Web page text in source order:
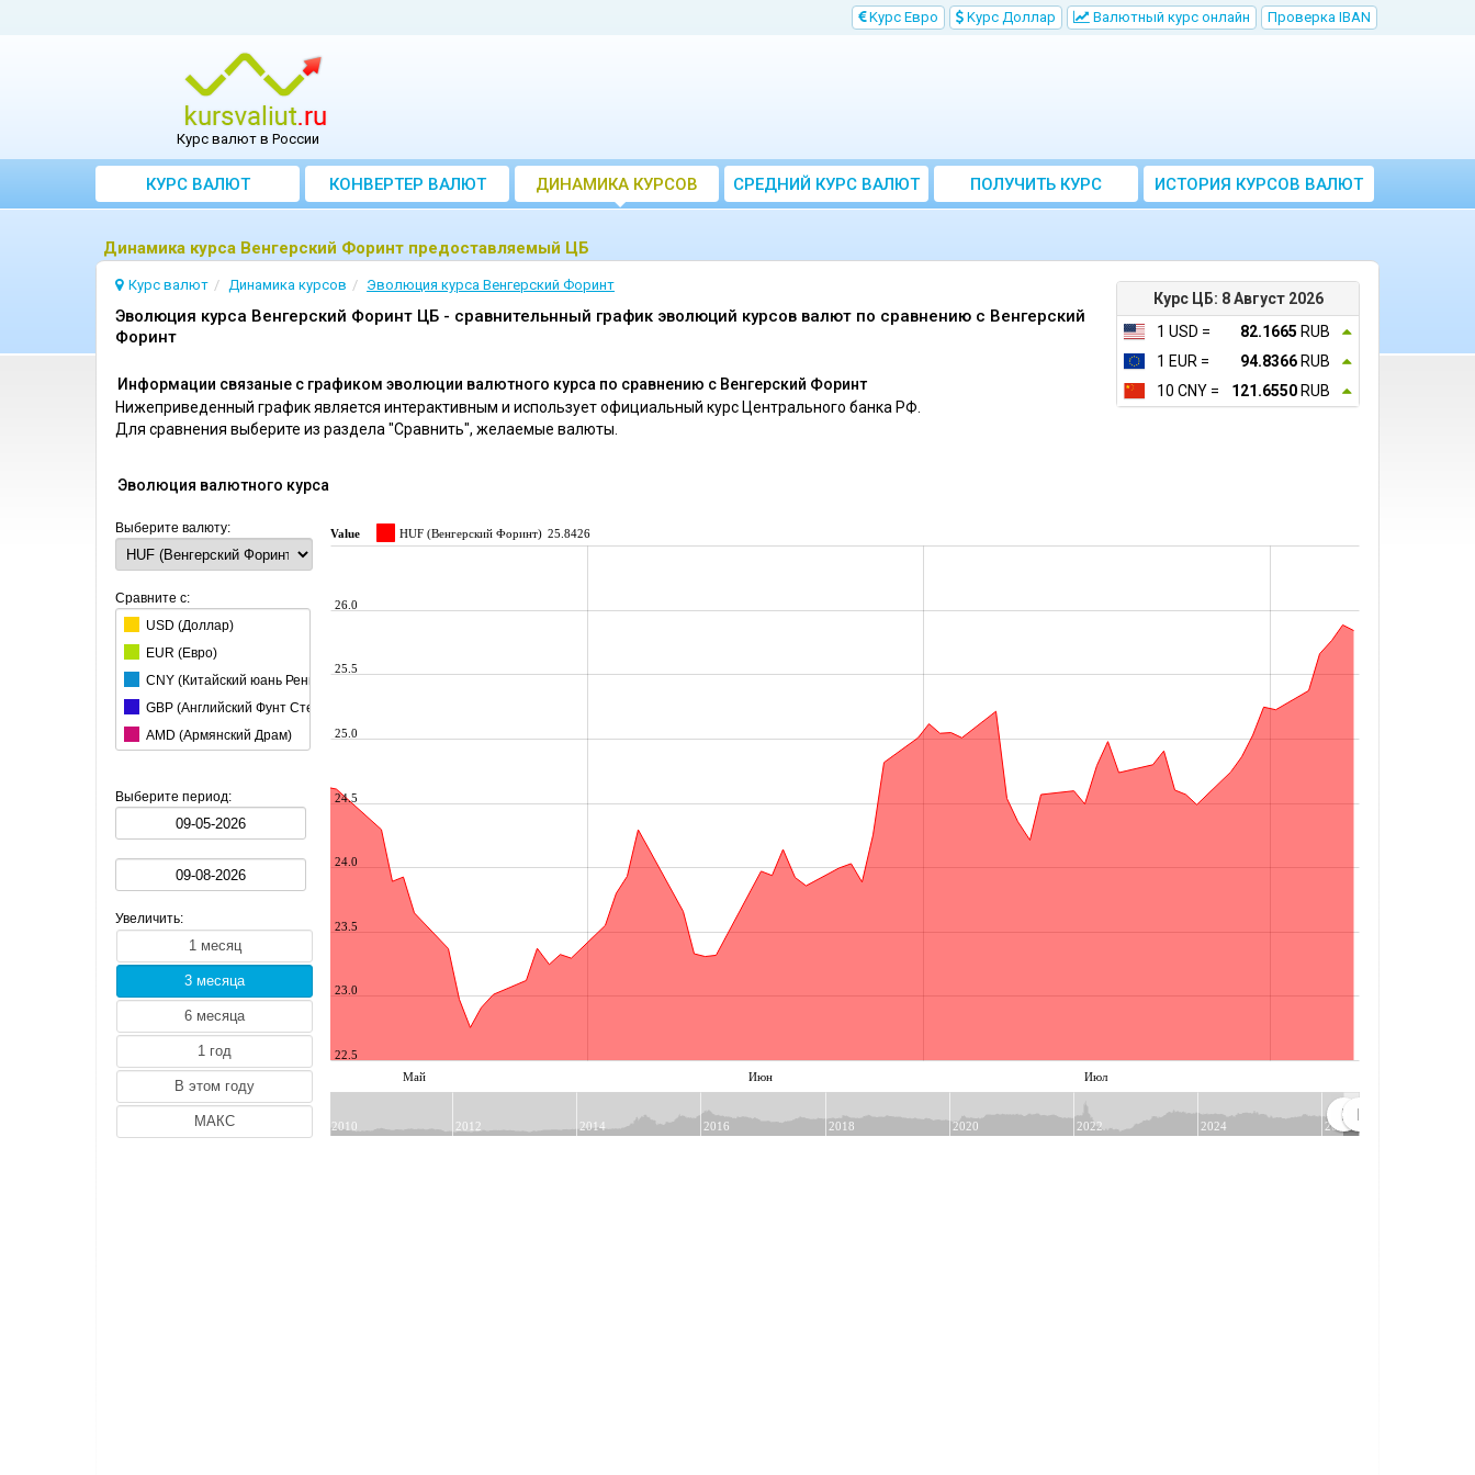
Kурс Евро Kурс Доллар Bалютный курс онлайн Проверка IBAN
Курс валют в России
КУРС ВАЛЮТ КОНВЕРТЕР ВАЛЮТ ДИНАМИКА КУРСОВ
CРЕДНИЙ КУРС ВАЛЮТ
ЗА МЕСЯЦ
ПОЛУЧИТЬ КУРС
ВАЛЮТ ЦБ
ИСТОРИЯ КУРСОВ ВАЛЮТ
ЦБ РФ
Динамика курса Венгерский Форинт предоставляемый ЦБ
Курс ЦБ: 8 Август 2026
1 USD =
82.1665 RUB
1 EUR =
94.8366 RUB
10 CNY =
121.6550 RUB
Курс валют Динамика курсов Эволюция курсa Венгерский Форинт
Эволюция курса Венгерский Форинт ЦБ - сравнительнный график эволюций курсов валют по сравнению c Венгерский
Форинт
Информации связаные с графиком эволюции валютного курса по сравнению c Венгерский Форинт
Нижеприведенный график является интерактивным и использует официальный курс Центрального банка РФ.
Для сравнения выберите из раздела "Сравнить", желаемые валюты.
Эволюция валютного курса
Выберите валюту:
Сравните с:
USD (Доллар)
EUR (Евро)
CNY (Китайский юань Ренминби)
GBP (Английский Фунт Стерлингов)
AMD (Армянский Драм)
AZN (Азербайджанский Манат)
BGN (Болгарский Лев)
BYN (Белорусский Рубль)
CHF (Швейцарский Франк)
CZK (Чешская Крона)
DKK (Датская Крона)
INR (Индийская pупия)
JPY (Японская Иена)
KGS (Киргизский Сом)
KRW (Южнокорейский вон)
KZT (Казахский Тенге)
Выберите период:
Увеличить:
Value HUF (Венгерский Форинт) 25.8426
Май Июн Июл
22.5
23.0
23.5
24.0
24.5
25.0
25.5
26.0
2010 2012 2014 2016 2018 2020 2022 2024 2026